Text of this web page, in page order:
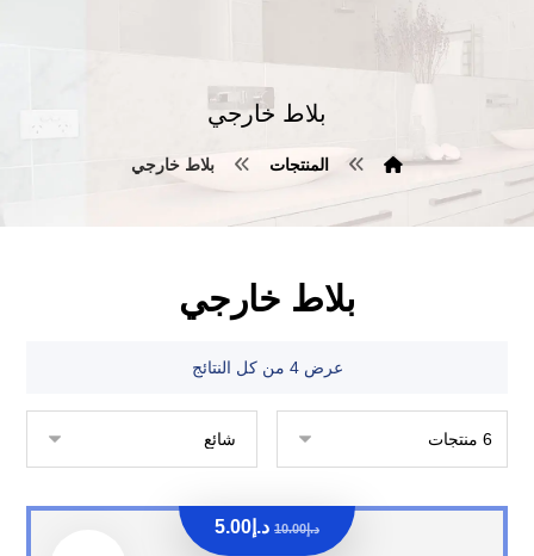
بلاط خارجي
المنتجات بلاط خارجي
بلاط خارجي
عرض ⁦4⁩ من كل النتائج
د.إ10.00 د.إ 5.00